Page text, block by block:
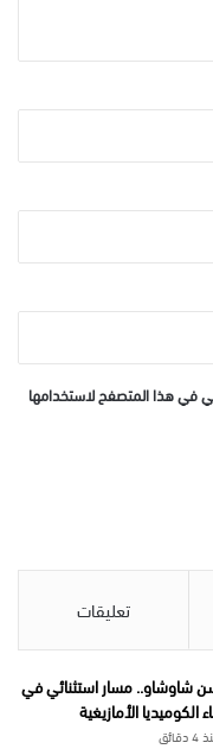
في هذا المتصفح لاستخدامها
تعليقات
شاوشاو.. مسار استثنائي في
الكوميديا الأمازيغية